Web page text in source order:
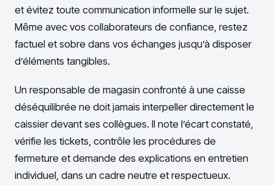
et évitez toute communication informelle sur le sujet.
Même avec vos collaborateurs de confiance, restez
factuel et sobre dans vos échanges jusqu’à disposer
d’éléments tangibles.
Un responsable de magasin confronté à une caisse
déséquilibrée ne doit jamais interpeller directement le
caissier devant ses collègues. Il note l’écart constaté,
vérifie les tickets, contrôle les procédures de
fermeture et demande des explications en entretien
individuel, dans un cadre neutre et respectueux.